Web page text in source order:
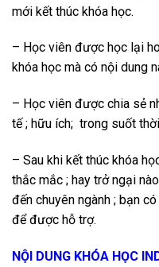
mới kết thúc khóa học.
– Học viên được học lại
khóa học mà có nội dung
– Học viên được chia sẻ
tế ; hữu ích; trong suốt
– Sau khi kết thúc khóa
thắc mắc ; hay trở ngại
đến chuyên ngành ; bạn
để được hỗ trợ.
NỘI DUNG KHÓA HỌC